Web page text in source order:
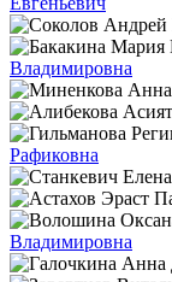
Владимировна
Рафиковна
Владимировна